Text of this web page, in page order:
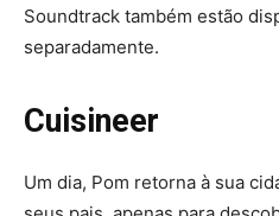
Soundtrack também estão
separadamente.
Cuisineer
Um dia, Pom retorna à sua